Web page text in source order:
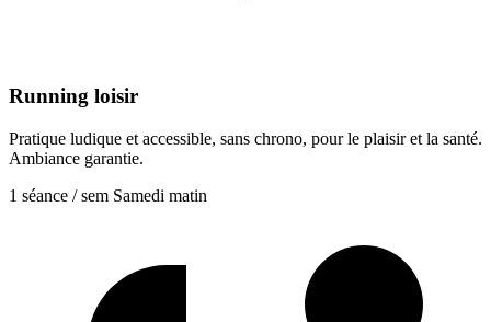
Running loisir
Pratique ludique et accessible, sans chrono, pour le plaisir et la santé.
Ambiance garantie.
1 séance / sem Samedi matin